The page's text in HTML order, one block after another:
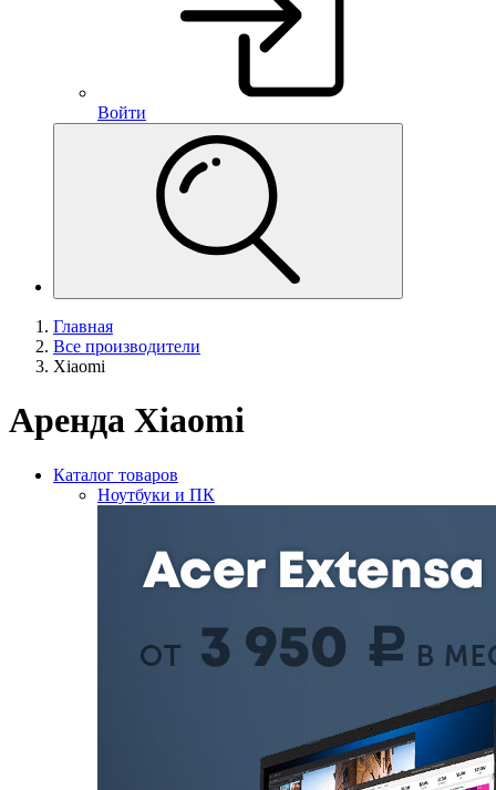
Войти
Главная
Все производители
Xiaomi
Аренда Xiaomi
Каталог товаров
Ноутбуки и ПК